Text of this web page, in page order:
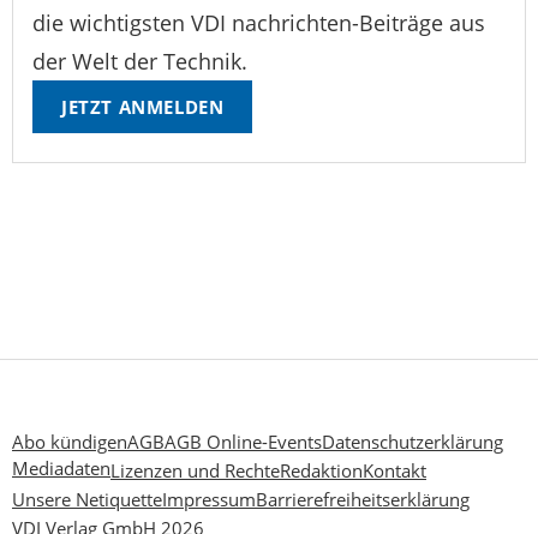
die wichtigsten VDI nachrichten-Beiträge aus
der Welt der Technik.
JETZT ANMELDEN
Abo kündigenAGBAGB Online-EventsDatenschutzerklärung
MediadatenLizenzen und RechteRedaktionKontakt
Unsere NetiquetteImpressumBarrierefreiheitserklärung
VDI Verlag GmbH 2026